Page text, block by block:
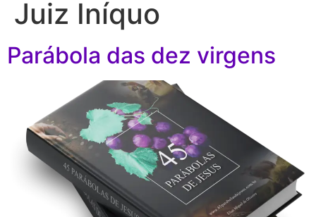
Juiz Iníquo
Parábola das dez virgens